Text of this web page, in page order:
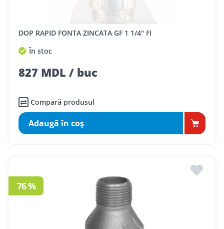
DOP RAPID FONTA ZINCATA GF 1 1/4" FI
În stoc
827 MDL / buc
Compară produsul
Adaugă în coş
76 %